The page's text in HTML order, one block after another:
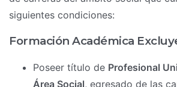
siguientes condiciones:
Formación Académica
Poseer título de Profesional
Área Social, egresado de las